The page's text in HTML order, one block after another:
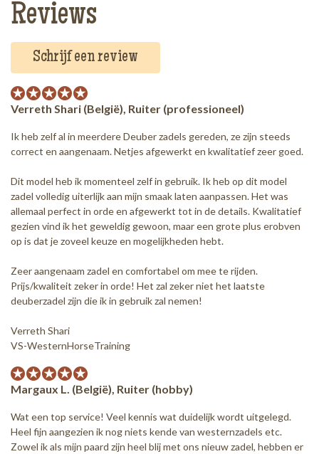
Reviews
Schrijf een review
Verreth Shari (België), Ruiter (professioneel)
Ik heb zelf al in meerdere Deuber zadels gereden, ze zijn steeds
correct en aangenaam. Netjes afgewerkt en kwalitatief zeer goed.
Dit model heb ik momenteel zelf in gebruik. Ik heb op dit model
zadel volledig uiterlijk aan mijn smaak laten aanpassen. Het was
allemaal perfect in orde en afgewerkt tot in de details. Kwalitatief
gezien vind ik het geweldig gewoon, maar een grote plus erobven
op is dat je zoveel keuze en mogelijkheden hebt.
Zeer aangenaam zadel en comfortabel om mee te rijden.
Prijs/kwaliteit zeker in orde! Het zal zeker niet het laatste
deuberzadel zijn die ik in gebruik zal nemen!
Verreth Shari
VS-WesternHorseTraining
Margaux L. (België), Ruiter (hobby)
Wat een top service! Veel kennis wat duidelijk wordt uitgelegd.
Heel fijn aangezien ik nog niets kende van westernzadels etc.
Zowel ik als mijn paard zijn heel blij met ons nieuw zadel, hebben er